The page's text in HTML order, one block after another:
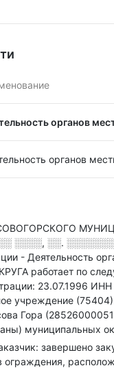
органов
органов
░░░░, ░░.
- Деятельность
работает по
23.07.1996 ИНН
учреждение
Гора
муниципальных
завершено
ограждения,